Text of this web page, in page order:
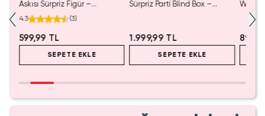
Askısı Sürpriz Figür –
Koleksiyonluk Blind Box
4.3 (3)
599,99 TL
SEPETE EKLE
Sürpriz Parti Blind Box –
1.999,99 TL
SEPETE EKLE
mL –